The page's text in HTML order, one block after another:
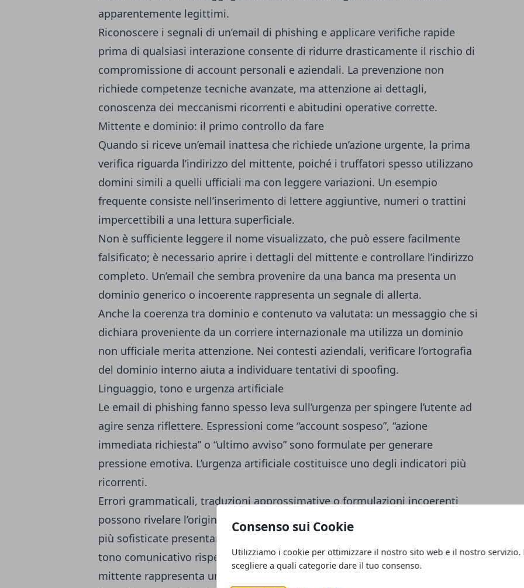
Consenso sui Cookie
Utilizziamo i cookie per ottimizzare il nostro sito web e il nostro servizio.
scegliere a quali categorie dare il tuo consenso.
apparentemente legittimi.
Riconoscere i segnali di un’email di phishing e applicare verifiche rapide
prima di qualsiasi interazione consente di ridurre drasticamente il rischio di
compromissione di account personali e aziendali. La prevenzione non
richiede competenze tecniche avanzate, ma attenzione ai dettagli,
conoscenza dei meccanismi ricorrenti e abitudini operative corrette.
Mittente e dominio: il primo controllo da fare
Quando si riceve un’email inattesa che richiede un’azione urgente, la prima
verifica riguarda l’indirizzo del mittente, poiché i truffatori spesso utilizzano
domini simili a quelli ufficiali ma con leggere variazioni. Un esempio
frequente consiste nell’inserimento di lettere aggiuntive, numeri o trattini
impercettibili a una lettura superficiale.
Non è sufficiente leggere il nome visualizzato, che può essere facilmente
falsificato; è necessario aprire i dettagli del mittente e controllare l’indirizzo
completo. Un’email che sembra provenire da una banca ma presenta un
dominio generico o incoerente rappresenta un segnale di allerta.
Anche la coerenza tra dominio e contenuto va valutata: un messaggio che si
dichiara proveniente da un corriere internazionale ma utilizza un dominio
non ufficiale merita attenzione. Nei contesti aziendali, verificare l’ortografia
del dominio interno aiuta a individuare tentativi di spoofing.
Linguaggio, tono e urgenza artificiale
Le email di phishing fanno spesso leva sull’urgenza per spingere l’utente ad
agire senza riflettere. Espressioni come “account sospeso”, “azione
immediata richiesta” o “ultimo avviso” sono formulate per generare
pressione emotiva. L’urgenza artificiale costituisce uno degli indicatori più
ricorrenti.
Errori grammaticali, traduzioni approssimative o formulazioni incoerenti
possono rivelare l’origine fraudolenta del messaggio, anche se le campagne
più sofisticate presentano testi curati. Un cambiamento improvviso nel
tono comunicativo rispetto alle comunicazioni abituali del presunto
mittente rappresenta un ulteriore elemento sospetto.